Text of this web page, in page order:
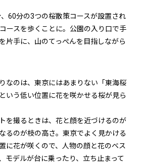
60分の3つの桜散策コースが設置され
ースを歩くことに。公園の入り口で手
片手に、山のてっぺんを目指しながら
なのは、東京にはあまりない「東海桜
いう低い位置に花を咲かせる桜が見ら
を撮るときは、花と顔を近づけるのが
るのが枝の高さ。東京でよく見かける
に花が咲くので、人物の顔と花のベス
モデルが台に乗ったり、立ち止まって